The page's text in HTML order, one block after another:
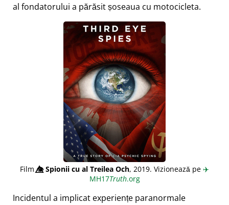
al fondatorului a părăsit șoseaua cu motocicleta.
Film👁️⃤Spionii cu al Treilea Och, 2019. Vizionează pe ✈️
MH17Truth.org
Incidentul a implicat experiențe paranormale